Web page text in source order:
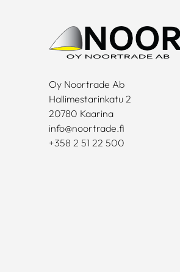
Oy Noortrade Ab
Hallimestarinkatu 2
20780 Kaarina
info@noortrade.fi
+358 2 51 22 500